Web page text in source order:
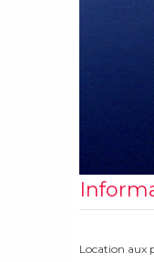
Location aux